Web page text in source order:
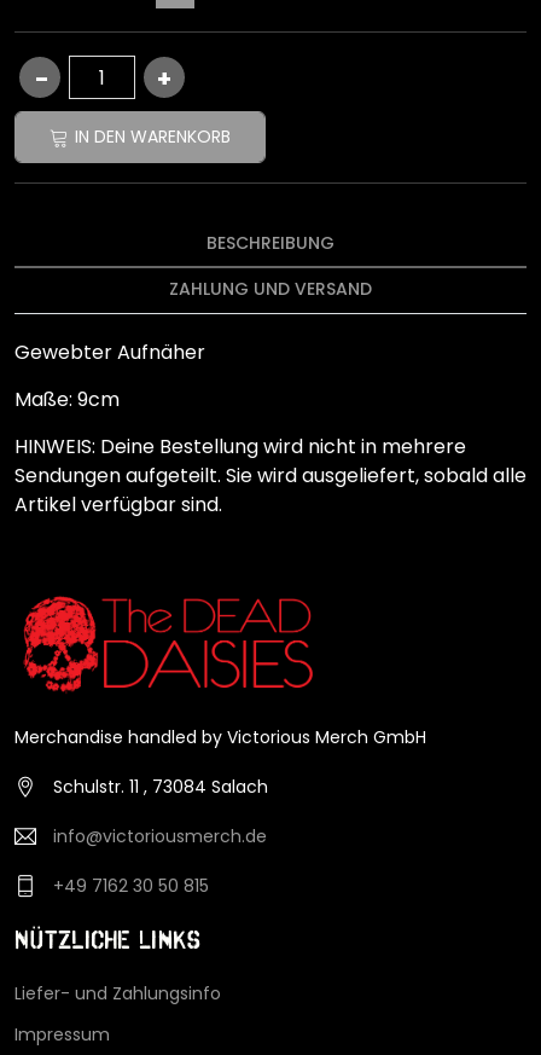
IN DEN WARENKORB
BESCHREIBUNG
ZAHLUNG UND VERSAND
Gewebter Aufnäher
Maße: 9cm
HINWEIS: Deine Bestellung wird nicht in mehrere
Sendungen aufgeteilt. Sie wird ausgeliefert, sobald alle
Artikel verfügbar sind.
Merchandise handled by Victorious Merch GmbH
Schulstr. 11 , 73084 Salach
info@victoriousmerch.de
+49 7162 30 50 815
Nützliche Links
Liefer- und Zahlungsinfo
Impressum